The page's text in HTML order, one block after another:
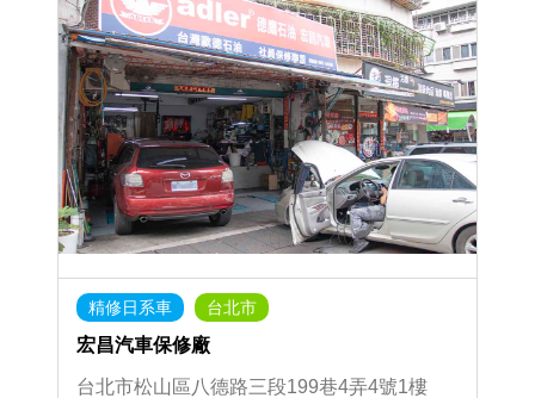
精修日系車 台北市
宏昌汽車保修廠
台北市松山區八德路三段199巷4弄4號1樓